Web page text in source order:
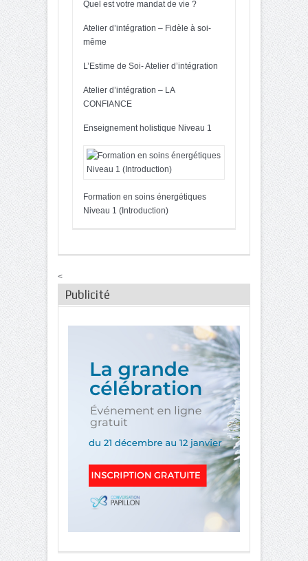
Quel est votre mandat de vie ?
Atelier d’intégration – Fidèle à soi-
même
L’Estime de Soi- Atelier d’intégration
Atelier d’intégration – LA
CONFIANCE
Enseignement holistique Niveau 1
Formation en soins énergétiques
Niveau 1 (Introduction)
<
Publicité